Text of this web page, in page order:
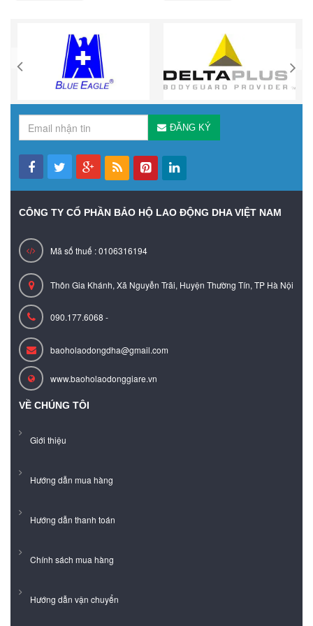
ĐĂNG KÝ
CÔNG TY CỔ PHẦN BẢO HỘ LAO ĐỘNG DHA VIỆT NAM
Mã số thuế : 0106316194
Thôn Gia Khánh, Xã Nguyễn Trãi, Huyện Thường Tín, TP Hà Nội
090.177.6068 -
baoholaodongdha@gmail.com
www.baoholaodonggiare.vn
VỀ CHÚNG TÔI
Giới thiệu
Hướng dẫn mua hàng
Hướng dẫn thanh toán
Chính sách mua hàng
Hướng dẫn vận chuyển